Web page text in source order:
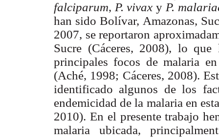
falciparum, P. vivaxy P.
han sido Bolívar, Amazonas,
2007, se reportaron
Sucre (Cáceres, 2008), lo
principales focos de malaria
(Aché, 1998; Cáceres, 2008).
identificado algunos de los
endemicidad de la malaria en
2010). En el presente trabajo
malaria ubicada,